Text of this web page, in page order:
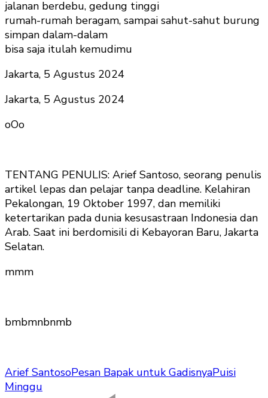
jalanan berdebu, gedung tinggi
rumah-rumah beragam, sampai sahut-sahut burung
simpan dalam-dalam
bisa saja itulah kemudimu
Jakarta, 5 Agustus 2024
Jakarta, 5 Agustus 2024
oOo
TENTANG PENULIS: Arief Santoso, seorang penulis
artikel lepas dan pelajar tanpa deadline. Kelahiran
Pekalongan, 19 Oktober 1997, dan memiliki
ketertarikan pada dunia kesusastraan Indonesia dan
Arab. Saat ini berdomisili di Kebayoran Baru, Jakarta
Selatan.
mmm
bmbmnbnmb
Arief SantosoPesan Bapak untuk GadisnyaPuisi
Minggu